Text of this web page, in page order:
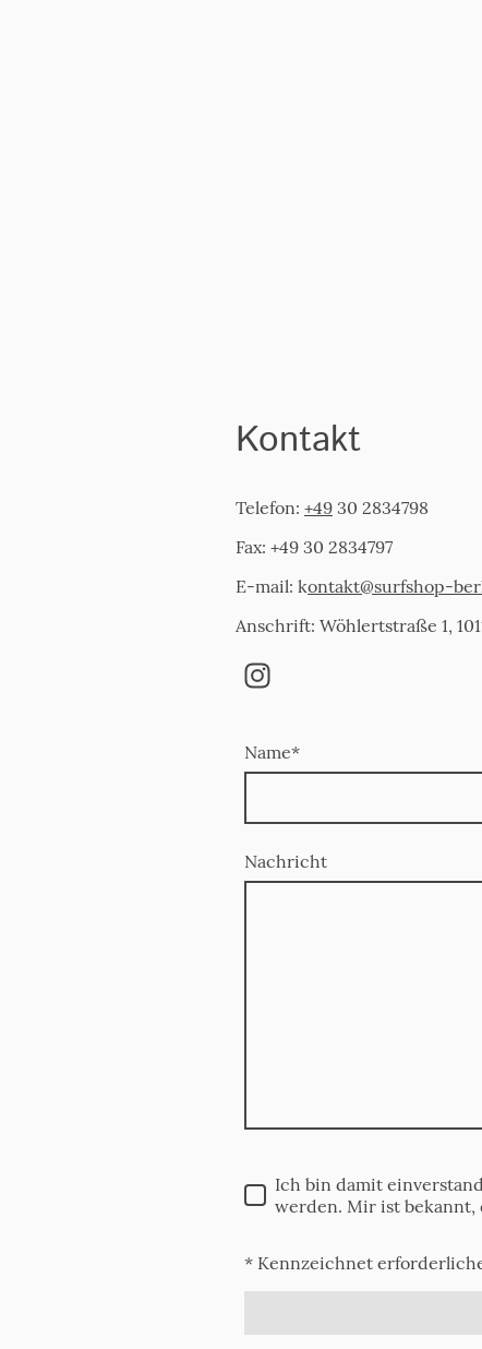
Kontakt
Telefon: +49 30 2834798
Fax: +49 30 2834797
E-mail: kontakt@surfshop-
Anschrift: Wöhlertstraße 1,
Name*
Nachricht
Ich bin damit
werden. Mir ist
* Kennzeichnet